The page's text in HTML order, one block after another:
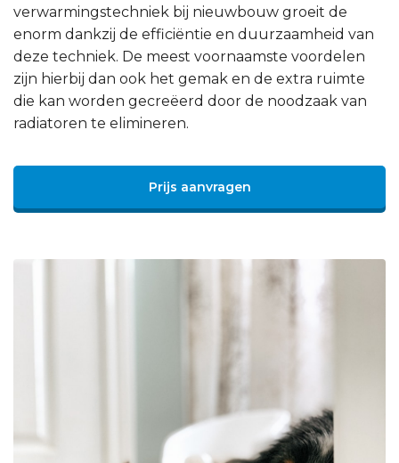
verwarmingstechniek bij nieuwbouw groeit de
enorm dankzij de efficiëntie en duurzaamheid van
deze techniek. De meest voornaamste voordelen
zijn hierbij dan ook het gemak en de extra ruimte
die kan worden gecreëerd door de noodzaak van
radiatoren te elimineren.
Prijs aanvragen